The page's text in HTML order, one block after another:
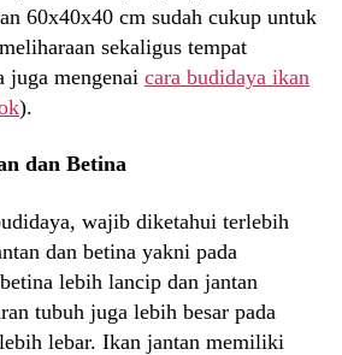
60x40x40 cm sudah cukup untuk
sekaligus tempat
juga mengenai cara budidaya ikan
).
dan Betina
wajib diketahui terlebih
dan betina yakni pada
lebih lancip dan jantan
tubuh juga lebih besar pada
lebar. Ikan jantan memiliki